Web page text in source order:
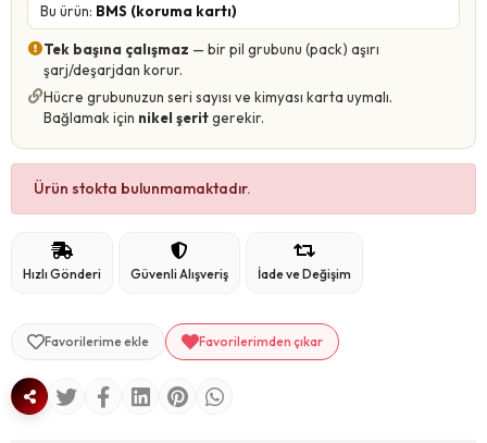
Bu ürün: BMS (koruma kartı)
Tek başına çalışmaz — bir pil grubunu (pack) aşırı
şarj/deşarjdan korur.
Hücre grubunuzun seri sayısı ve kimyası karta uymalı.
Bağlamak için nikel şeritgerekir.
Ürün stokta bulunmamaktadır.
Hızlı Gönderi Güvenli Alışveriş İade ve Değişim
Favorilerime ekle Favorilerimden çıkar